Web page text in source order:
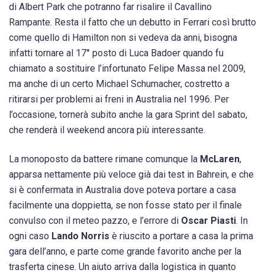
di Albert Park che potranno far risalire il Cavallino
Rampante. Resta il fatto che un debutto in Ferrari così brutto
come quello di Hamilton non si vedeva da anni, bisogna
infatti tornare al 17° posto di Luca Badoer quando fu
chiamato a sostituire l’infortunato Felipe Massa nel 2009,
ma anche di un certo Michael Schumacher, costretto a
ritirarsi per problemi ai freni in Australia nel 1996. Per
l’occasione, tornerà subito anche la gara Sprint del sabato,
che renderà il weekend ancora più interessante.
La monoposto da battere rimane comunque la McLaren,
apparsa nettamente più veloce già dai test in Bahrein, e che
si è confermata in Australia dove poteva portare a casa
facilmente una doppietta, se non fosse stato per il finale
convulso con il meteo pazzo, e l’errore di Oscar Piasti. In
ogni caso Lando Norris è riuscito a portare a casa la prima
gara dell’anno, e parte come grande favorito anche per la
trasferta cinese. Un aiuto arriva dalla logistica in quanto